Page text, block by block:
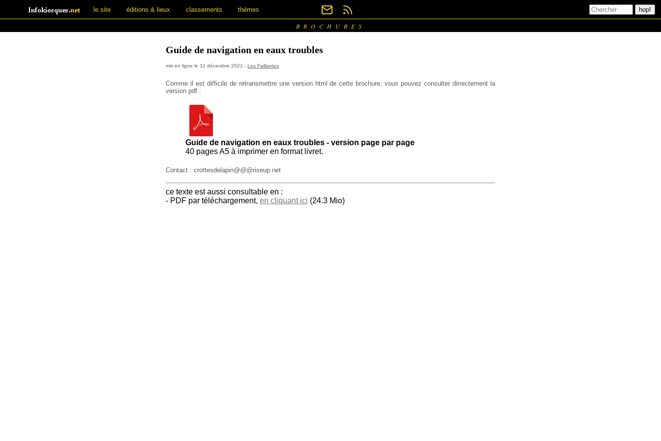
le site éditions & lieux classements thèmes
BROCHURES
Guide de navigation en eaux troubles
mis en ligne le 31 décembre 2021 - Les Faillantes
Comme il est difficile de retransmettre une version html de cette brochure, vous pouvez consulter dirrectement la
version pdf :
Guide de navigation en eaux troubles - version page par page
40 pages A5 à imprimer en format livret.
Contact : crottesdelapin@@@riseup.net
ce texte est aussi consultable en :
- PDF par téléchargement, en cliquant ici (24.3 Mio)